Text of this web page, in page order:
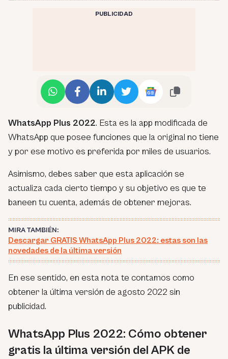
PUBLICIDAD
WhatsApp Plus 2022. Esta es la app modificada de
WhatsApp que posee funciones que la original no tiene
y por ese motivo es preferida por miles de usuarios.
Asimismo, debes saber que esta aplicación se
actualiza cada cierto tiempo y su objetivo es que te
baneen tu cuenta, además de obtener mejoras.
MIRA TAMBIÉN:
Descargar GRATIS WhatsApp Plus 2022: estas son las
novedades de la última versión
En ese sentido, en esta nota te contamos como
obtener la última versión de agosto 2022 sin
publicidad.
WhatsApp Plus 2022: Cómo obtener
gratis la última versión del APK de